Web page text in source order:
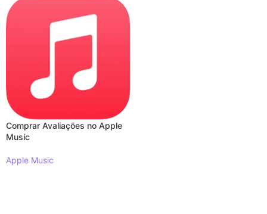
Comprar Avaliações no Apple
Music
Apple Music